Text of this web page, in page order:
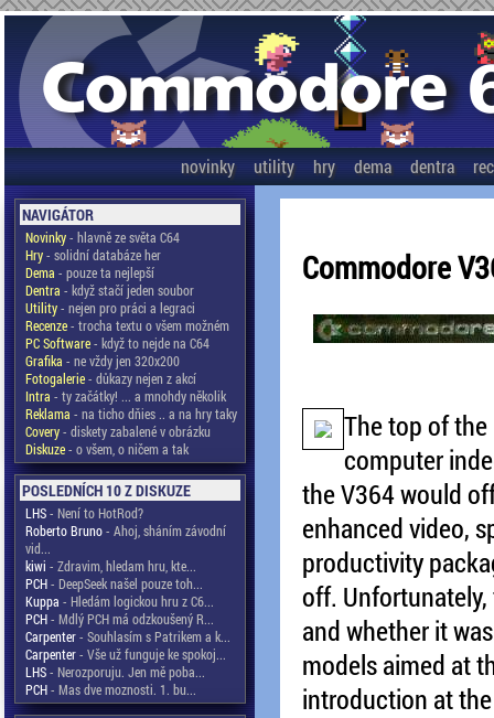
novinky utility hry dema dentra
NAVIGÁTOR
Novinky- hlavně ze světa C64
Hry- solidní databáze her
Dema - pouze ta nejlepší
Dentra - když stačí jeden soubor
Utility- nejen pro práci a legraci
Recenze- trocha textu o všem možném
PC Software- když to nejde na C64
Grafika - ne vždy jen 320x200
Fotogalerie- důkazy nejen z akcí
Intra - ty začátky! ... a mnohdy několik
Reklama - na ticho dňies .. a na hry taky
Covery- diskety zabalené v obrázku
Diskuze- o všem, o ničem a tak
POSLEDNÍCH 10 Z DISKUZE
LHS- Není to HotRod?
Roberto Bruno- Ahoj, sháním závodní
vid...
kiwi - Zdravim, hledam hru, kte...
PCH- DeepSeek našel pouze toh...
Kuppa - Hledám logickou hru z C6...
PCH- Mdlý PCH má odzkoušený R...
Carpenter- Souhlasím s Patrikem a k...
Carpenter- Vše už funguje ke spokoj...
LHS- Nerozporuju. Jen mě poba...
PCH- Mas dve moznosti. 1. bu...
Commodore
The top of the
computer
the V364 would
enhanced video,
productivity
off.
and whether it
models aimed at
introduction at